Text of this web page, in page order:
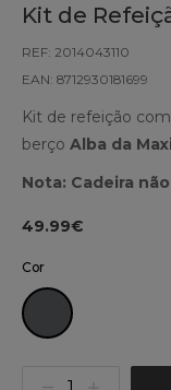
Kit de
REF: 2014043110
EAN: 8712930181699
Kit de refeição
berço Alba da
Nota: Cadeira
49.99€
Cor